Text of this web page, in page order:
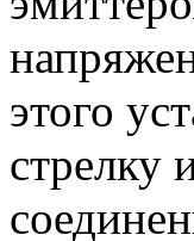
этого
стрелку